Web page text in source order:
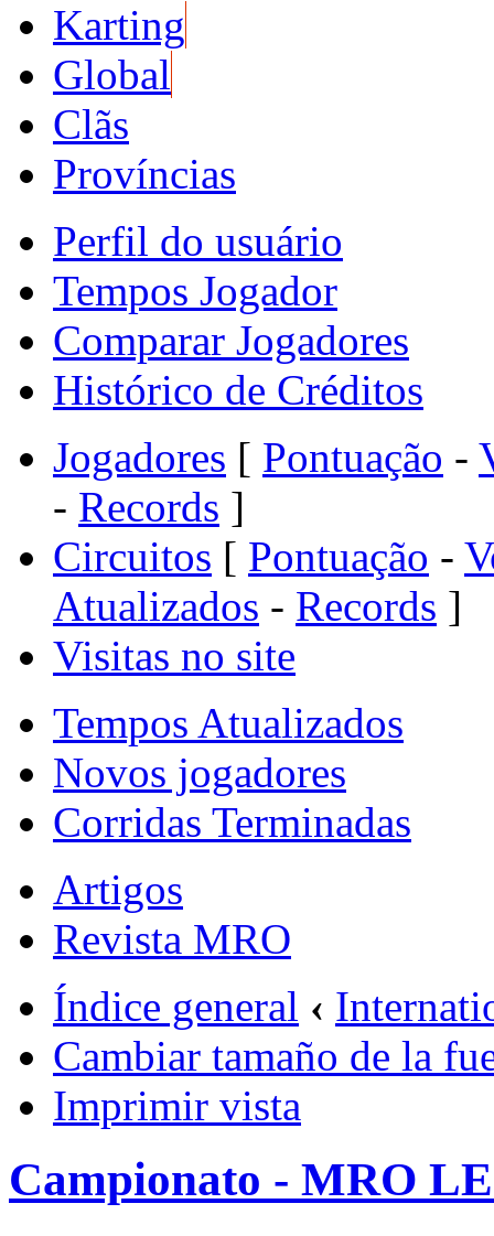
Karting
Global
Clãs
Províncias
Perfil do usuário
Tempos Jogador
Comparar Jogadores
Histórico de Créditos
Jogadores [ Pontuação -
- Records ]
Circuitos [ Pontuação -
Atualizados - Records ]
Visitas no site
Tempos Atualizados
Novos jogadores
Corridas Terminadas
Artigos
Revista MRO
Índice general ‹
Cambiar tamaño de la
Imprimir vista
Campionato - MRO